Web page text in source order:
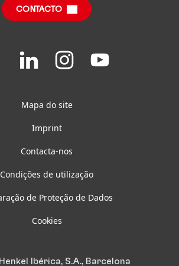
CONTACTO
Join
on
Join
on
Join
us
Mapa do site
Imprint
Contacta-nos
Condições de utilização
de Proteção de Dados
Cookies
Ibérica, S.A., Barcelona